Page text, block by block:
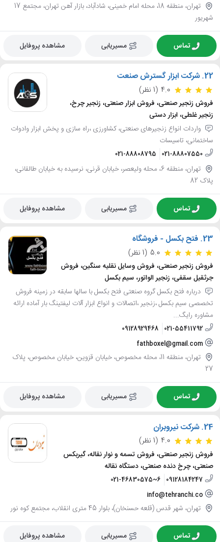
تهران، منطقه 18، محله امام خمینی، شادآباد، بازار آهن تهران، مجتمع 17
شهریور
تماس مسیریابی مشاهده پروفایل
22. شرکت ابزار گسترش صنعت
4.0 (1 نظر)
فروش زنجیر صنعتی، فروش ابزار صنعتی، زنجیر چرخ،
زنجیر غلطی، ابزار دستی
واردات انواع زنجیرهای صنعتی، کشاورزی ،راه سازی و پخش ابزار و‌ادوات
ساختمانی، تاسیسات
021-88807550
021-88808795
تهران، منطقه 6، محله ولیعصر، خیابان قرنی، نرسیده به خیابان طالقانی،
پلاک 82
تماس مسیریابی مشاهده پروفایل
23. فتح بکسل - فروشگاه
5.0 (1 نظر)
فروش زنجیر صنعتی، فروش وسایل نقلیه سنگین، فروش
جرثقیل سقفی، زنجیر الواتور، سیم بکسل
درباره فتح بکسل گروه صنعتی فتح بکسل با سالها سابقه در زمینه فروش
تخصصی سیم بکسل ،زنجیر ،اتصالات و انواع ابزار آلات لیفتینگ بار آماده ارائه
مشاوره رایگ...
021-55411792
09128929468
fathboxel@gmail.com
تهران، منطقه 11، محله مخصوص، خیابان قزوین، خیابان مخصوص، پلاک
27
تماس مسیریابی مشاهده پروفایل
24. شرکت نیروبران
4.0 (1 نظر)
فروش زنجیر صنعتی، فروش تسمه و نوار نقاله، گیربکس
صنعتی، چرخ دنده صنعتی، دستگاه نقاله
09128184247
021-46830575~6
info@tehranchi.co
تهران، شهر قدس (قلعه حسنخان)، بلوار 45 متری انقلاب، مجتمع کوه نور
تماس مسیریابی مشاهده پروفایل